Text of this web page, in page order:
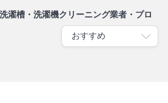
濯槽・洗濯機クリーニング業者・プロ